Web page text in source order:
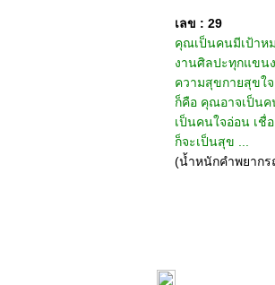
เลข : 29
คุณเป็นคนมีเป้าห
งานศิลปะทุกแขน
ความสุขกายสุขใจ
ก็คือ คุณอาจเป็นค
เป็นคนใจอ่อน เชื่
ก็จะเป็นสุข ...
(น้ำหนักคำพยาก